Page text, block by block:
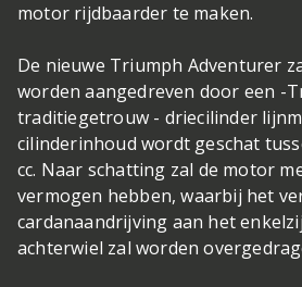
motor rijdbaarder te maken.
De nieuwe Triumph Adventurer
worden aangedreven door een -
traditiegetrouw - driecilinder
cilinderinhoud wordt geschat
cc. Naar schatting zal de motor
vermogen hebben, waarbij het
cardanaandrijving aan het
achterwiel zal worden